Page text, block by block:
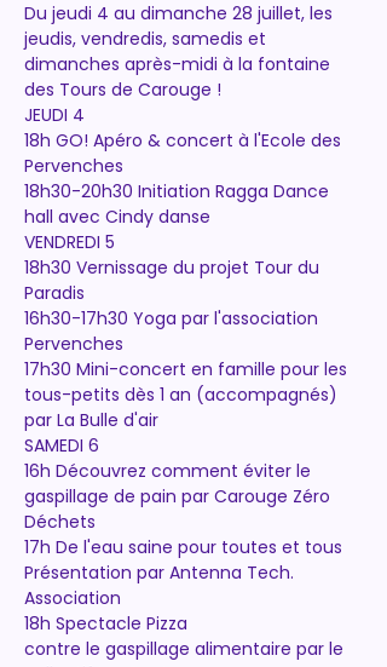
Du jeudi 4 au dimanche 28 juillet, les
jeudis, vendredis, samedis et
dimanches après-midi à la fontaine
des Tours de Carouge !
JEUDI 4
18h GO! Apéro & concert à l'Ecole des
Pervenches
18h30-20h30 Initiation Ragga Dance
hall avec Cindy danse
VENDREDI 5
18h30 Vernissage du projet Tour du
Paradis
16h30-17h30 Yoga par l'association
Pervenches
17h30 Mini-concert en famille pour les
tous-petits dès 1 an (accompagnés)
par La Bulle d'air
SAMEDI 6
16h Découvrez comment éviter le
gaspillage de pain par Carouge Zéro
Déchets
17h De l'eau saine pour toutes et tous
Présentation par Antenna Tech.
Association
18h Spectacle Pizza
contre le gaspillage alimentaire par le